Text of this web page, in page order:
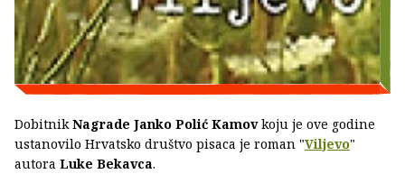
DobitnikNagrade Janko Polić Kamovkoju je ove godine
ustanovilo Hrvatsko društvo pisaca je roman "Viljevo"
autora Luke Bekavca.